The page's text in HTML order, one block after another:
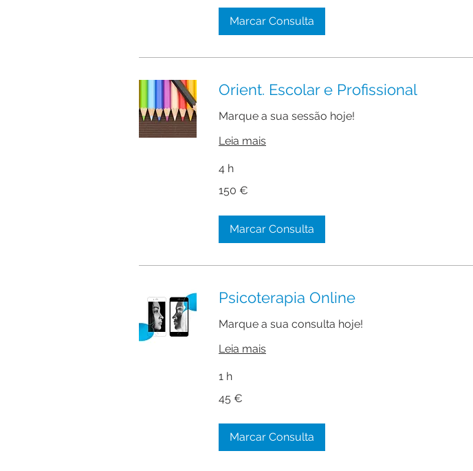
Marcar Consulta
Orient. Escolar e Profissional
Marque a sua sessão hoje!
Leia mais
4 h
euros
150 €
Marcar Consulta
Psicoterapia Online
Marque a sua consulta hoje!
Leia mais
1 h
euros
45 €
Marcar Consulta